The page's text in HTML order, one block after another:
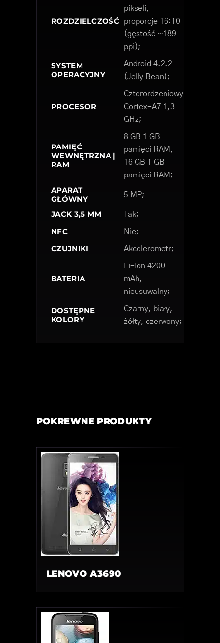
ROZDZIELCZOŚĆ
pikseli,
proporcje 16:10
(gęstość ~189
ppi);
SYSTEM
OPERACYJNY
Android 4.2.2
(Jelly Bean);
PROCESOR
Czterordzeniowy
Cortex-A7 1,3
GHz;
PAMIĘĆ
WEWNĘTRZNA |
RAM
8 GB 1 GB
pamięci RAM,
16 GB 1 GB
pamięci RAM;
APARAT
GŁÓWNY
5 MP;
JACK 3,5 MM Tak;
NFC Nie;
CZUJNIKI Akcelerometr;
BATERIA
Li-Ion 4200
mAh,
nieusuwalny;
DOSTĘPNE
KOLORY
Czarny, biały,
żółty, czerwony;
POKREWNE PRODUKTY
LENOVO A3690